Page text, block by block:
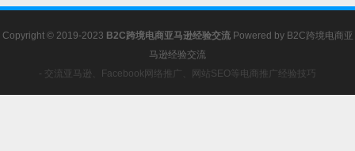
Copyright © 2019-2023 B2C跨境电商亚马逊经验交流 Powered by B2C跨境电商亚
马逊经验交流
- 交流亚马逊、Facebook网络推广、网站SEO等电商推广经验技巧